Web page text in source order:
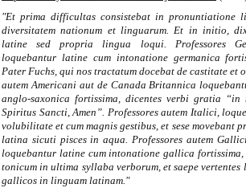
"Et prima difficultas consistebat in pronuntiatione
diversitatem nationum et linguarum. Et in initio,
latine sed propria lingua loqui. Professores
loquebantur latine cum intonatione germanica
Pater Fuchs, qui nos tractatum docebat de castitate et
autem Americani aut de Canada Britannica
anglo-saxonica fortissima, dicentes verbi gratia
Spiritus Sancti, Amen”. Professores autem Italici,
volubilitate et cum magnis gestibus, et sese movebant
latina sicuti pisces in aqua. Professores autem
loquebantur latine cum intonatione gallica fortissima,
tonicum in ultima syllaba verborum, et saepe
gallicos in linguam latinam."